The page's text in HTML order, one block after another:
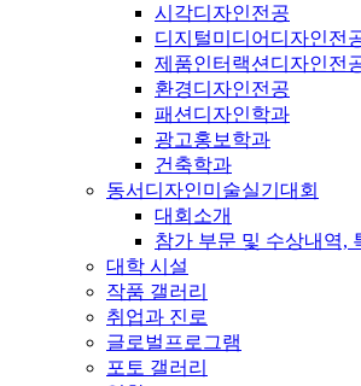
시각디자인전공
디지털미디어디자인전
제품인터랙션디자인전
환경디자인전공
패션디자인학과
광고홍보학과
건축학과
동서디자인미술실기대회
대회소개
참가 부문 및 수상내역,
대학 시설
작품 갤러리
취업과 진로
글로벌프로그램
포토 갤러리